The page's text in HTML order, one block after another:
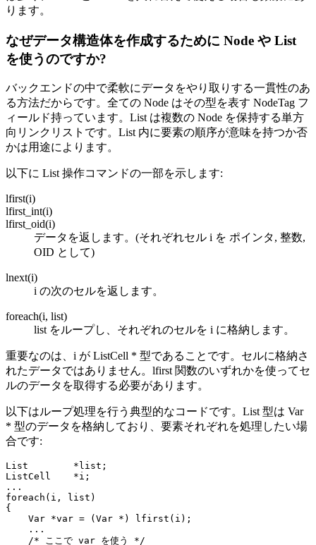
ります。
なぜデータ構造体を作成するために Node や List
を使うのですか?
バックエンドの中で柔軟にデータをやり取りする一貫性のあ
る方法だからです。全ての Node はその型を表す NodeTag フ
ィールド持っています。List は複数の Node を保持する単方
向リンクリストです。List 内に要素の順序が意味を持つか否
かは用途によります。
以下に List 操作コマンドの一部を示します:
lfirst(i)
lfirst_int(i)
lfirst_oid(i)
データを返します。(それぞれセル i を ポインタ, 整数,
OID として)
lnext(i)
i の次のセルを返します。
foreach(i, list)
list をループし、それぞれのセルを i に格納します。
重要なのは、i が ListCell * 型であることです。セルに格納さ
れたデータではありません。lfirst 関数のいずれかを使ってセ
ルのデータを取得する必要があります。
以下はループ処理を行う典型的なコードです。List 型は Var
* 型のデータを格納しており、要素それぞれを処理したい場
合です:
List        *list;
ListCell    *i;
...
foreach(i, list)
{
    Var *var = (Var *) lfirst(i);
    ...
    /* ここで var を使う */